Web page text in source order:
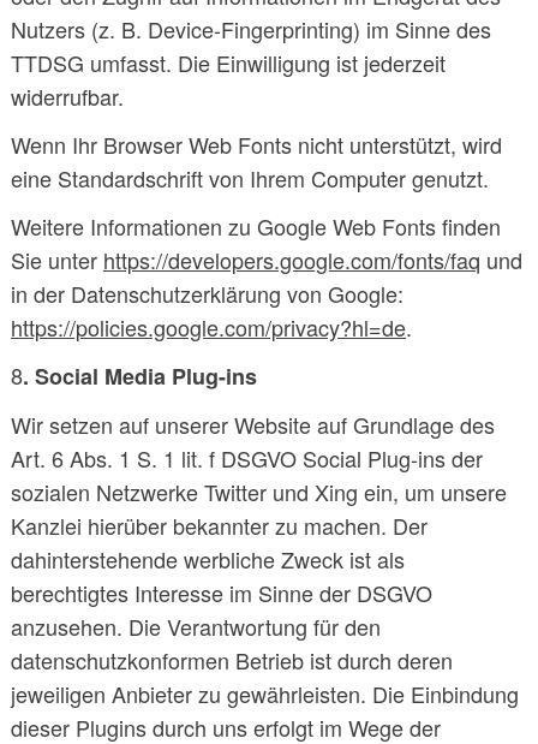
Nutzers (z. B. Device-Fingerprinting) im Sinne des
TTDSG umfasst. Die Einwilligung ist jederzeit
widerrufbar.
Wenn Ihr Browser Web Fonts nicht unterstützt, wird
eine Standardschrift von Ihrem Computer genutzt.
Weitere Informationen zu Google Web Fonts finden
Sie unter https://developers.google.com/fonts/faq und
in der Datenschutzerklärung von Google:
https://policies.google.com/privacy?hl=de.
8. Social Media Plug-ins
Wir setzen auf unserer Website auf Grundlage des
Art. 6 Abs. 1 S. 1 lit. f DSGVO Social Plug-ins der
sozialen Netzwerke Twitter und Xing ein, um unsere
Kanzlei hierüber bekannter zu machen. Der
dahinterstehende werbliche Zweck ist als
berechtigtes Interesse im Sinne der DSGVO
anzusehen. Die Verantwortung für den
datenschutzkonformen Betrieb ist durch deren
jeweiligen Anbieter zu gewährleisten. Die Einbindung
dieser Plugins durch uns erfolgt im Wege der